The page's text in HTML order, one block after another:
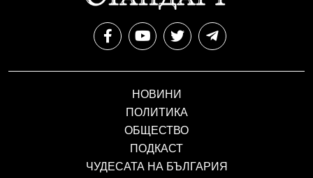
НОВИНИ
ПОЛИТИКА
ОБЩЕСТВО
ПОДКАСТ
ЧУДЕСАТА НА БЪЛГАРИЯ